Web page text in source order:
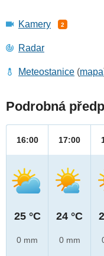
Kamery 2
Radar
Meteostanice (mapa
Podrobná
16:00
25 °C
0 mm
17:00
24 °C
0 mm